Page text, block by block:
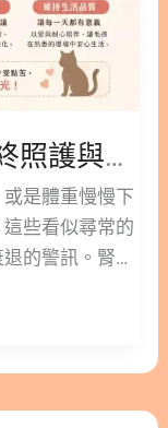
於沙漠，為了
出「從獵物身
、小鳥等小型
天生口渴機制
正是長期餵食
咪自己主動喝
40–60ml），
食物中補
科學文獻清楚
著提升，尿液
面對貓腎衰竭：末期臨終照護與生活品質維持的溫柔提案！
是體重慢慢下
些看似尋常的
的警訊。腎臟
幫助。 這篇文
會分享初期腎
後，依然能與